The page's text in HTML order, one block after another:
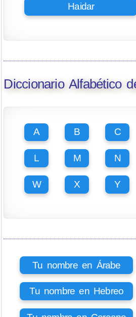
Haidar
Diccionario Alfabético
A B C
L M N
W X Y
Tu nombre en Árabe
Tu nombre en Hebreo